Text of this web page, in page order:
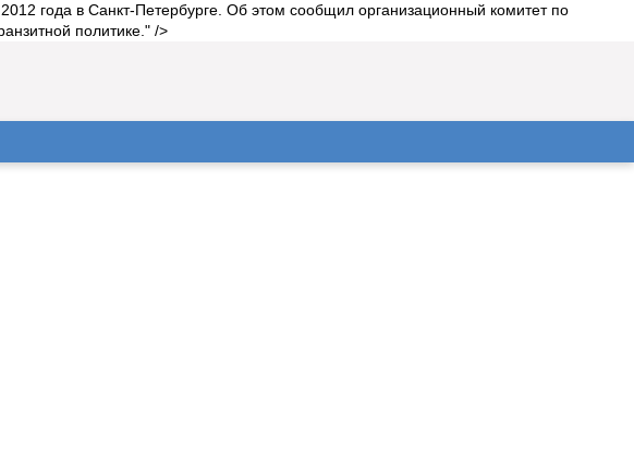
года в Санкт-Петербурге. Об этом сообщил организационный комитет по
политике." />